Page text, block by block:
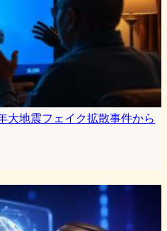
大地震フェイク拡散事件から